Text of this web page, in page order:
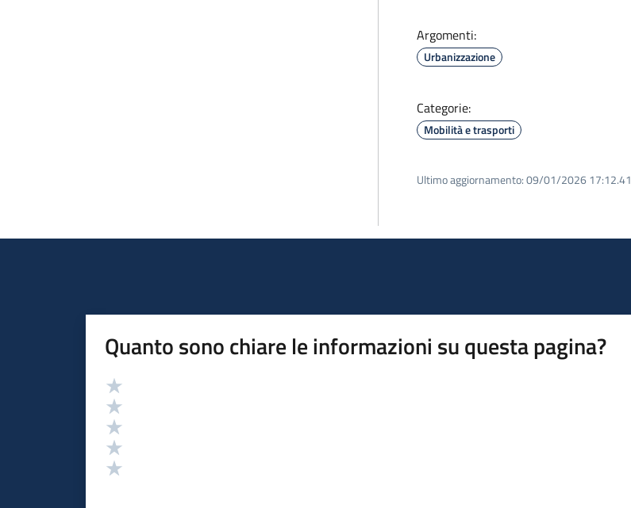
Argomenti:
Urbanizzazione
Categorie:
Mobilità e trasporti
Ultimo aggiornamento:09/01/2026 17:12.41
Quanto sono chiare le informazioni su questa pagina?
Valutazione